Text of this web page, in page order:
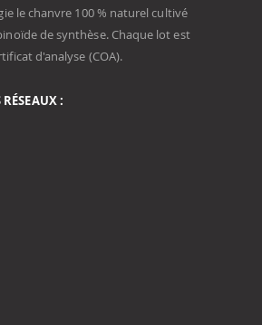
le chanvre 100 % naturel cultivé
de synthèse. Chaque lot est
d'analyse (COA).
: